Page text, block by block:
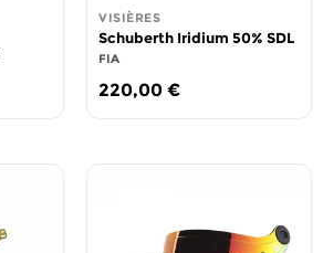
VISIÈRES
Schuberth Iridium 50% SDL
FIA
220,00 €